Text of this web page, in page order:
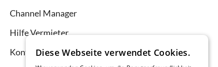
Channel Manager
Hilfe Vermieter
KontaktDiese Webseite verwendet Cookies.